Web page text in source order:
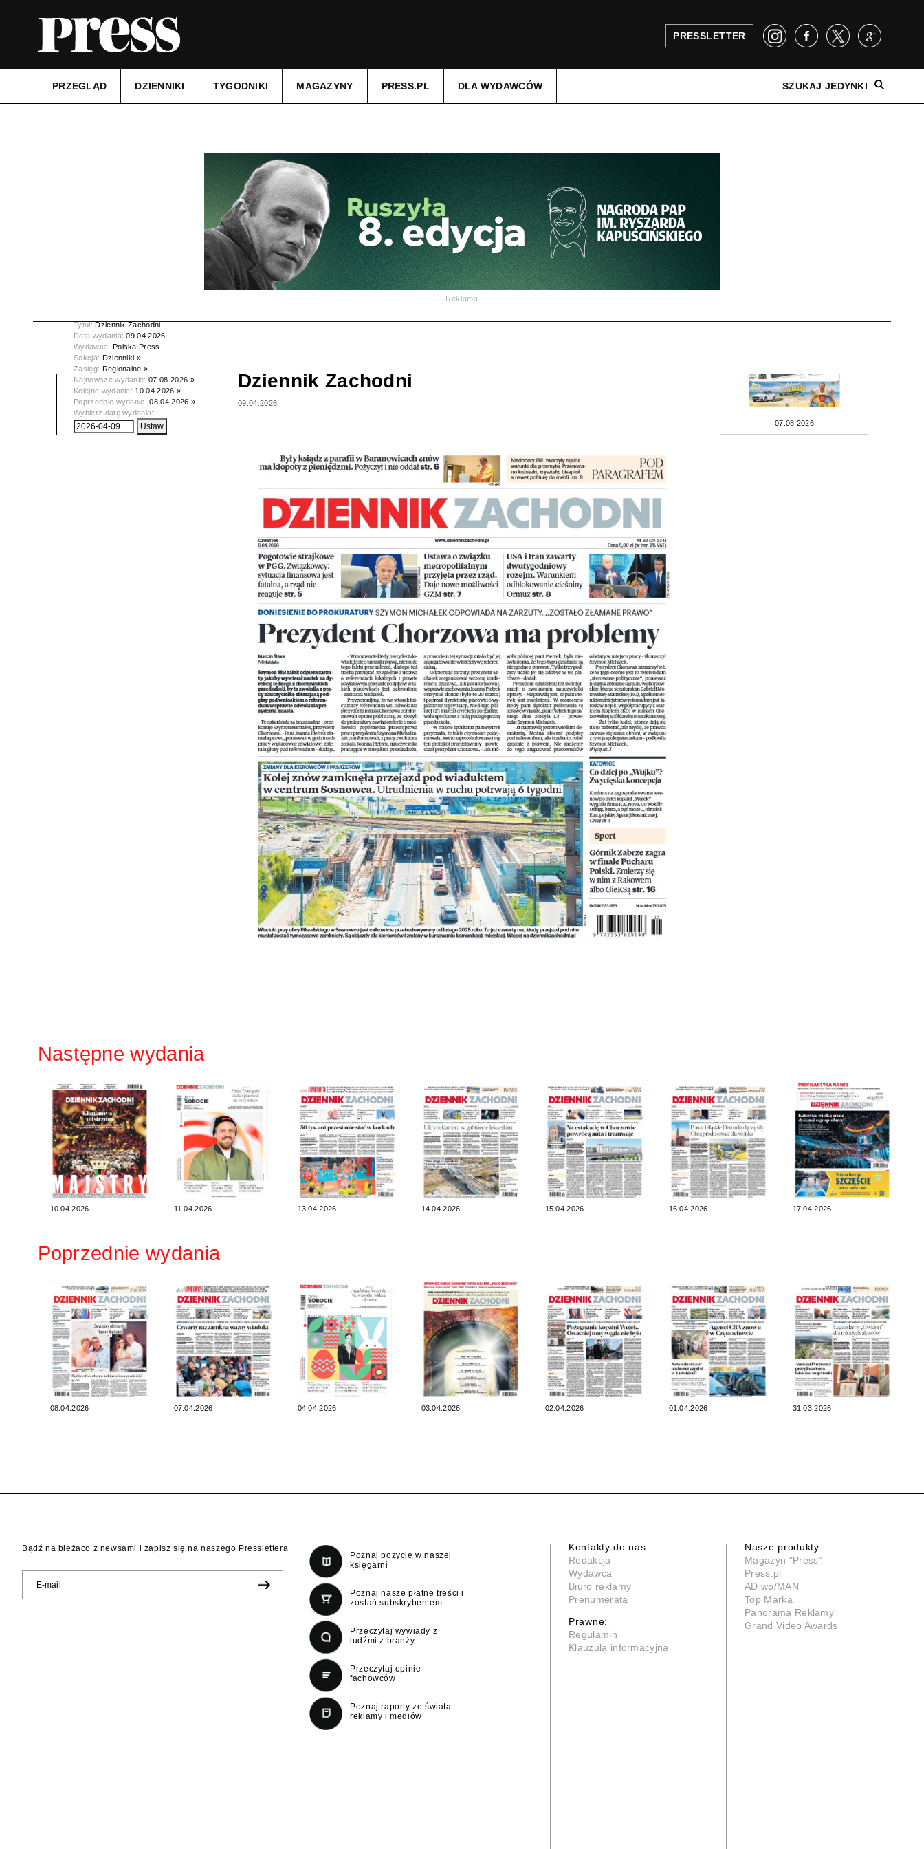
PRESSLETTER
PRZEGLĄD DZIENNIKI TYGODNIKI MAGAZYNY PRESS.PL DLA WYDAWCÓW SZUKAJ JEDYNKI
Reklama
Tytuł:Dziennik Zachodni
Data wydania:09.04.2026
Wydawca: Polska Press
Sekcja: Dzienniki »
Zasięg: Regionalne »
Najnowsze wydanie:07.08.2026 »
Kolejne wydanie: 10.04.2026 »
Poprzednie wydanie:08.04.2026 »
Wybierz datę wydania:
Dziennik Zachodni
09.04.2026
07.08.2026
Następne wydania
10.04.2026 11.04.2026 13.04.2026 14.04.2026 15.04.2026 16.04.2026 17.04.2026
Poprzednie wydania
08.04.2026 07.04.2026 04.04.2026 03.04.2026 02.04.2026 01.04.2026 31.03.2026
Bądź na bieżaco z newsami i zapisz się na naszego Presslettera
Poznaj pozycje w naszej
księgarni
Poznaj nasze płatne treści i
zostań subskrybentem
Przeczytaj wywiady z
ludźmi z branży
Przeczytaj opinie
fachowców
Poznaj raporty ze świata
reklamy i mediów
Kontakty do nas
Redakcja
Wydawca
Biuro reklamy
Prenumerata
Prawne:
Regulamin
Klauzula informacyjna
Nasze produkty:
Magazyn "Press"
Press.pl
AD wo/MAN
Top Marka
Panorama Reklamy
Grand Video Awards